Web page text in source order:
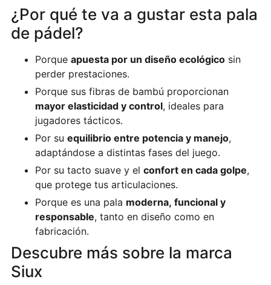
¿Por qué te va a gustar esta pala
de pádel?
Porque apuesta por un diseño ecológicosin
perder prestaciones.
Porque sus fibras de bambú proporcionan
mayor elasticidad y control, ideales para
jugadores tácticos.
Por su equilibrio entre potencia y manejo,
adaptándose a distintas fases del juego.
Por su tacto suave y el confort en cada golpe,
que protege tus articulaciones.
Porque es una pala moderna, funcional y
responsable, tanto en diseño como en
fabricación.
Descubre más sobre la marca
Siux